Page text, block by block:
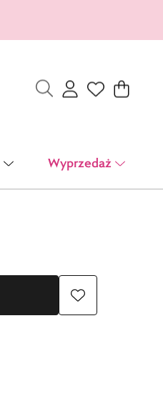
Wyprzedaż